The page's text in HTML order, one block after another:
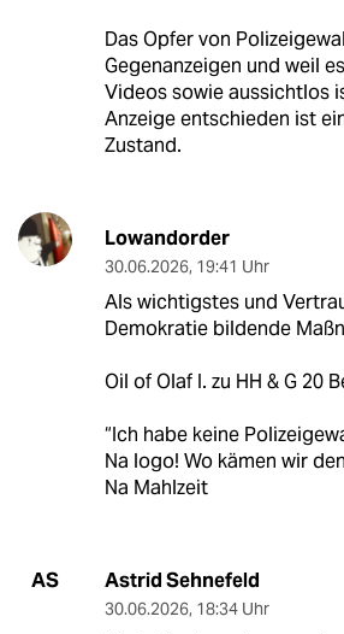
Das Opfer von
Gegenanzeigen und weil
Videos sowie aussichtlos
Anzeige entschieden ist
Zustand.
Lowandorder
30.06.2026, 19:41 Uhr
Als wichtigstes und
Demokratie bildende
Oil of Olaf I. zu HH & G 20
“Ich habe keine
Na logo! Wo kämen wir
Na Mahlzeit
AS Astrid Sehnefeld
30.06.2026, 18:34 Uhr